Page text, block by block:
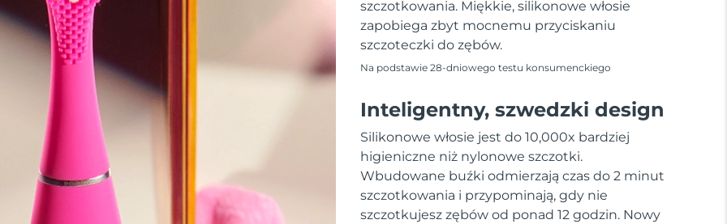
szczotkowania. Miękkie, silikonowe włosie
zapobiega zbyt mocnemu przyciskaniu
szczoteczki do zębów.
Na podstawie 28-dniowego testu konsumenckiego
Inteligentny, szwedzki design
Silikonowe włosie jest do 10,000x bardziej
higieniczne niż nylonowe szczotki.
Wbudowane buźki odmierzają czas do 2 minut
szczotkowania i przypominają, gdy nie
szczotkujesz zębów od ponad 12 godzin. Nowy